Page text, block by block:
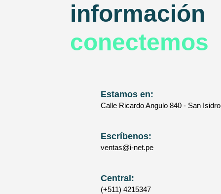
información
conectemos
Estamos en:
Calle Ricardo Angulo 840 - San Isidro
Escríbenos:
ventas@i-net.pe
Central:
(+511) 4215347